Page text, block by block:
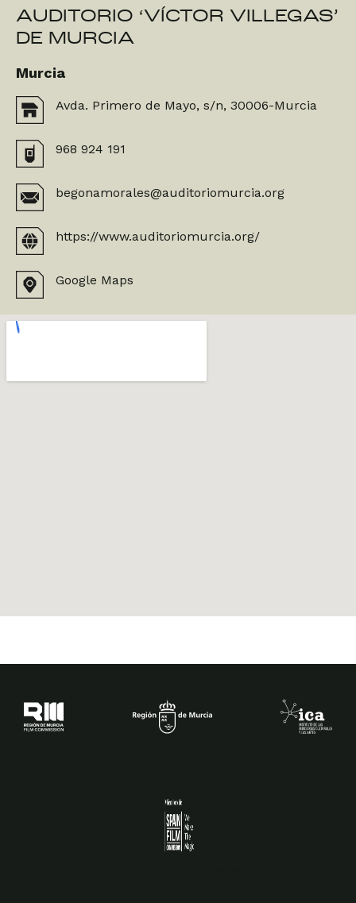
AUDITORIO ‘VÍCTOR VILLEGAS’
DE MURCIA
Murcia
Avda. Primero de Mayo, s/n, 30006-Murcia
968 924 191
begonamorales@auditoriomurcia.org
https://www.auditoriomurcia.org/
Google Maps